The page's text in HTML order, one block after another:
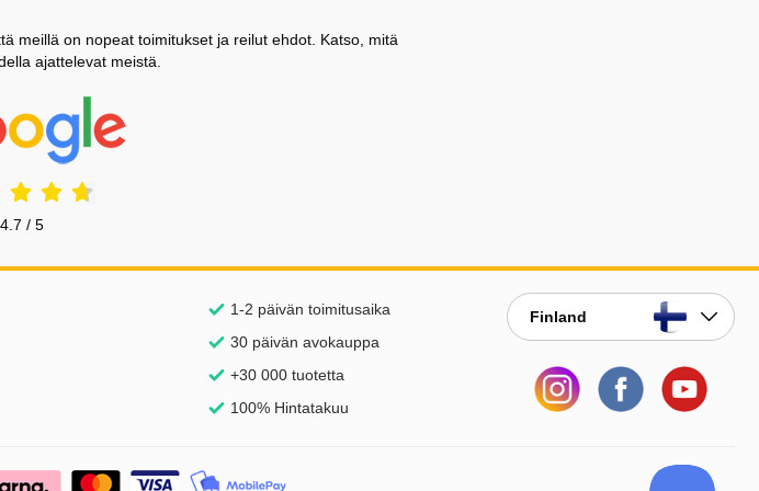
meillä on nopeat toimitukset ja reilut ehdot. Katso, mitä
ajattelevat meistä.
Prisjakt Arvostelu: 4.7 Tähdet
4.7 / 5
1-2 päivän toimitusaika
30 päivän avokauppa
+30 000 tuotetta
100% Hintatakuu
Finland